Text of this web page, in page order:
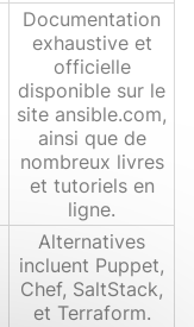
Documentation
exhaustive et
officielle
disponible sur le
site ansible.com,
ainsi que de
nombreux livres
et tutoriels en
ligne.
Alternatives
incluent Puppet,
Chef, SaltStack,
et Terraform.